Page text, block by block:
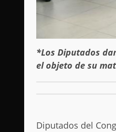
*Los Diputados
el objeto de su
Diputados del